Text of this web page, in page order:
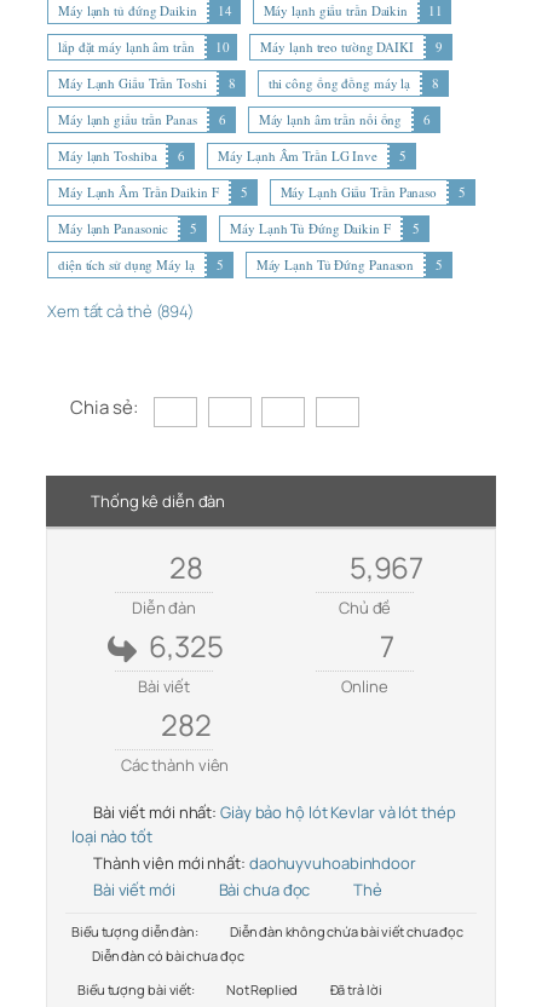
Máy lạnh tủ đứng Daikin
14 Máy lạnh giấu trần Daikin
11
lắp đặt máy lạnh âm trần
10 Máy lạnh treo tường DAIKI
9
Máy Lạnh Giấu Trần Toshi
8 thi công ống đồng máy lạ
8
Máy lạnh giấu trần Panas
6 Máy lạnh âm trần nối ống
6
Máy lạnh Toshiba
6 Máy Lạnh Âm Trần LG Inve
5
Máy Lạnh Âm Trần Daikin F
5 Máy Lạnh Giấu Trần Panaso
5
Máy lạnh Panasonic
5 Máy Lạnh Tủ Đứng Daikin F
5
diện tích sử dụng Máy lạ
5 Máy Lạnh Tủ Đứng Panason 5
Xem tất cả thẻ (894)
Chia sẻ:
Thống kê diễn đàn
28
Diễn đàn
5,967
Chủ đề
6,325
Bài viết
7
Online
282
Các thành viên
Bài viết mới nhất: Giày bảo hộ lót Kevlar và lót thép
loại nào tốt
Thành viên mới nhất: daohuyvuhoabinhdoor
Bài viết mới
Bài chưa đọc Thẻ
Biểu tượng diễn đàn:
Diễn đàn không chứa bài viết chưa đọc
Diễn đàn có bài chưa đọc
Biểu tượng bài viết:
Not Replied
Đã trả lời